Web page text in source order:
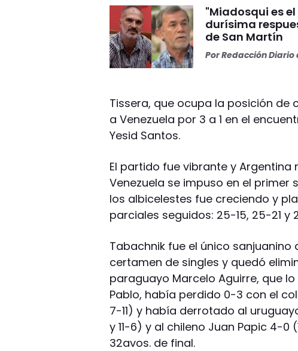
"Miadosqui es
durísima
de San Martín
PorRedacción Diario
Tissera, que ocupa la posición de
a Venezuela por 3 a 1 en el
Yesid Santos.
El partido fue vibrante y
Venezuela se impuso en el primer
los albicelestes fue creciendo y
parciales seguidos: 25-15, 25-21 y
Tabachnik fue el único
certamen de singles y quedó
paraguayo Marcelo Aguirre, que lo
Pablo, había perdido 0-3 con el
7-11) y había derrotado al uruguayo
y 11-6) y al chileno Juan Papic 4-0
32avos. de final.